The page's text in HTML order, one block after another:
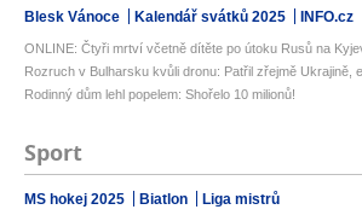
Blesk Vánoce Kalendář svátků 2025 INFO.cz
ONLINE: Čtyři mrtví včetně dítěte po útoku Rusů na
Rozruch v Bulharsku kvůli dronu: Patřil zřejmě Ukrajině,
Rodinný dům lehl popelem: Shořelo 10 milionů!
Sport
MS hokej 2025 Biatlon Liga mistrů